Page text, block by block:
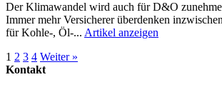
Der Klimawandel wird auch für D&O
Immer mehr Versicherer überdenken
für Kohle-, Öl-... Artikel anzeigen
1 2 3 4 Weiter »
Kontakt